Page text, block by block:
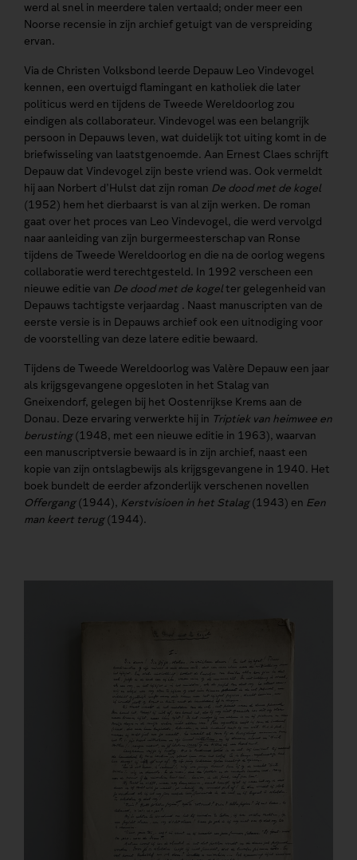
werd al snel in meerdere talen vertaald; onder meer een
Noorse recensie in zijn archief getuigt van de verspreiding
ervan.
Via de Christen Volksbond leerde Depauw Leo Vindevogel
kennen, een overtuigd flamingant en katholiek die later
politicus werd en tijdens de Tweede Wereldoorlog zou
eindigen als collaborateur. Vindevogel was een belangrijk
persoon in Depauws leven, wat duidelijk tot uiting komt in de
briefwisseling van laatstgenoemde. Aan Ernest Claes schrijft
Depauw dat Vindevogel zijn beste vriend was. Ook vermeldt
hij aan Norbert d’Hulst dat zijn roman De dood met de kogel
(1952) hem het dierbaarst is van al zijn werken. De roman
gaat over het proces van Leo Vindevogel, die werd vervolgd
naar aanleiding van zijn burgermeesterschap van Ronse
tijdens de Tweede Wereldoorlog en die na de oorlog wegens
collaboratie werd terechtgesteld. In 1992 verscheen een
nieuwe editie van De dood met de kogelter gelegenheid van
Depauws tachtigste verjaardag . Naast manuscripten van de
eerste versie is in Depauws archief ook een uitnodiging voor
de voorstelling van deze latere editie bewaard.
Tijdens de Tweede Wereldoorlog was Valère Depauw een jaar
als krijgsgevangene opgesloten in het Stalag van
Gneixendorf, gelegen bij het Oostenrijkse Krems aan de
Donau. Deze ervaring verwerkte hij in Triptiek van heimwee en
berusting(1948, met een nieuwe editie in 1963), waarvan
een manuscriptversie bewaard is in zijn archief, naast een
kopie van zijn ontslagbewijs als krijgsgevangene in 1940. Het
boek bundelt de eerder afzonderlijk verschenen novellen
Offergang(1944), Kerstvisioen in het Stalag(1943) en Een
man keert terug(1944).